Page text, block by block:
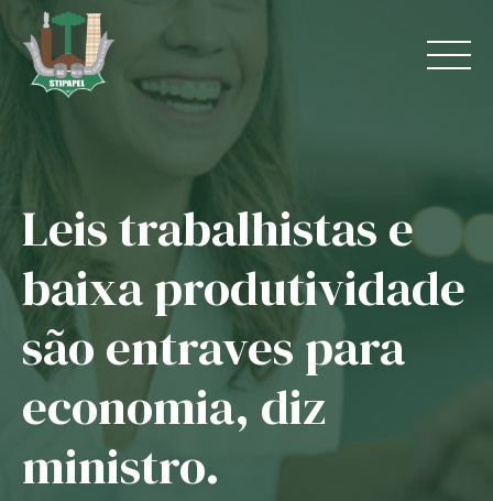
Skip
content
Home
O Sindicato
Jurídico
Convênios
Guias
Leis trabalhistas e
baixa produtividade
são entraves para
economia, diz
ministro.